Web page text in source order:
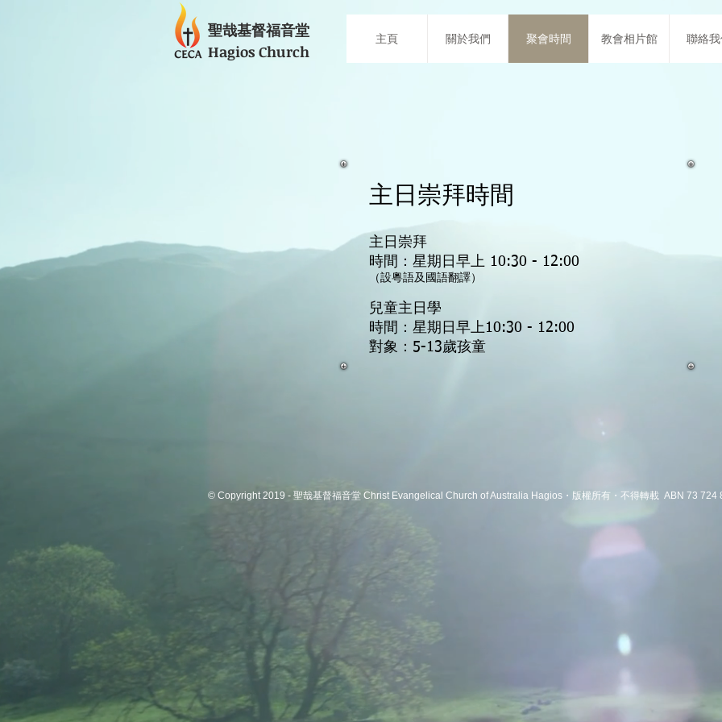
聖哉基督福音堂
Hagios Church
主頁 關於我們 聚會時間 教會相片館 聯絡
​主日崇拜時間
主日崇拜
時間：星期日早上 10:30 - 12:00
（設粵語及國語翻譯）
兒童主日學
時間： 星期日 早上10:30 - 12:00
對象：5-13歲孩童
© Copyright 2019 - 聖哉基督福音堂 Christ Evangelical Church of Australia Hagios・版權所有・不得轉載 ABN 73